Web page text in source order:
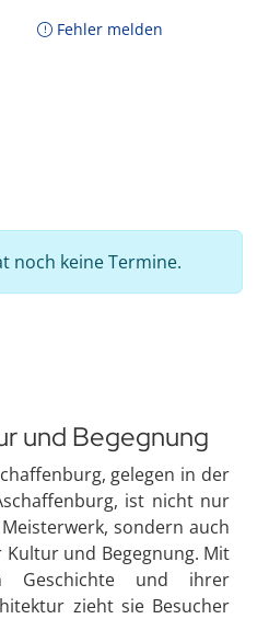
Fehler melden
noch keine Termine.
und Begegnung
gelegen in der
ist nicht nur
sondern auch
und Begegnung. Mit
Geschichte und ihrer
zieht sie Besucher